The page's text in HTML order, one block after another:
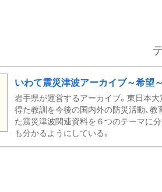
いわて震災津波アーカイブ～希望～
岩手県が運営するアーカイブ。東日本
得た教訓を今後の国内外の防災活動、
た震災津波関連資料を６つのテーマに
も分かるようにしている。